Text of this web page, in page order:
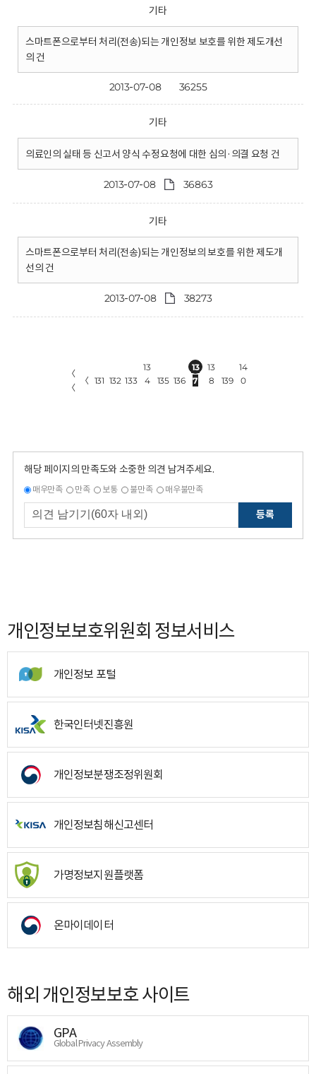
기타
스마트폰으로부터 처리(전송)되는 개인정보 보호를 위한 제도개선
의 건
2013-07-08 36255
기타
의료인의 실태 등 신고서 양식 수정요청에 대한 심의·의결 요청 건
2013-07-08 36863
기타
스마트폰으로부터 처리(전송)되는 개인정보의 보호를 위한 제도개
선의 건
2013-07-08 38273
〈
〈
〈 131 132 133
13
4
135 136
13
7
13
8
139
14
0
해당 페이지의 만족도와 소중한 의견 남겨주세요.
매우만족 만족 보통 불만족 매우불만족
등록
개인정보보호위원회 정보서비스
개인정보 포털
한국인터넷진흥원
개인정보분쟁조정위원회
개인정보침해신고센터
가명정보지원플랫폼
온마이데이터
해외 개인정보보호 사이트
GPA
Global Privacy Assembly